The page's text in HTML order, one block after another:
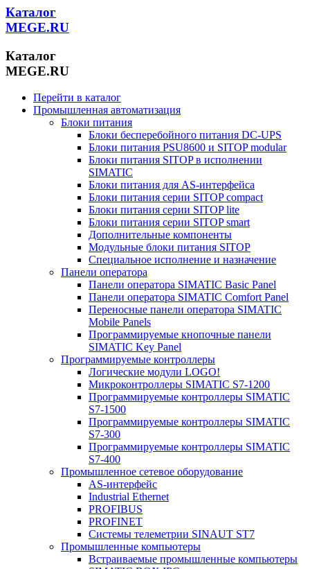
Каталог
MEGE.RU
Каталог
MEGE.RU
Перейти в каталог
Промышленная автоматизация
Блоки питания
Блоки бесперебойного питания DC-UPS
Блоки питания PSU8600 и SITOP modular
Блоки питания SITOP в исполнении
SIMATIC
Блоки питания для AS-интерфейса
Блоки питания серии SITOP compact
Блоки питания серии SITOP lite
Блоки питания серии SITOP smart
Дополнительные компоненты
Модульные блоки питания SITOP
Специальное исполнение и назначение
Панели оператора
Панели оператора SIMATIC Basic Panel
Панели оператора SIMATIC Comfort Panel
Переносные панели оператора SIMATIC
Mobile Panels
Программируемые кнопочные панели
SIMATIC Key Panel
Программируемые контроллеры
Логические модули LOGO!
Микроконтроллеры SIMATIC S7-1200
Программируемые контроллеры SIMATIC
S7-1500
Программируемые контроллеры SIMATIC
S7-300
Программируемые контроллеры SIMATIC
S7-400
Промышленное сетевое оборудование
AS-интерфейс
Industrial Ethernet
PROFIBUS
PROFINET
Системы телеметрии SINAUT ST7
Промышленные компьютеры
Встраиваемые промышленные компьютеры